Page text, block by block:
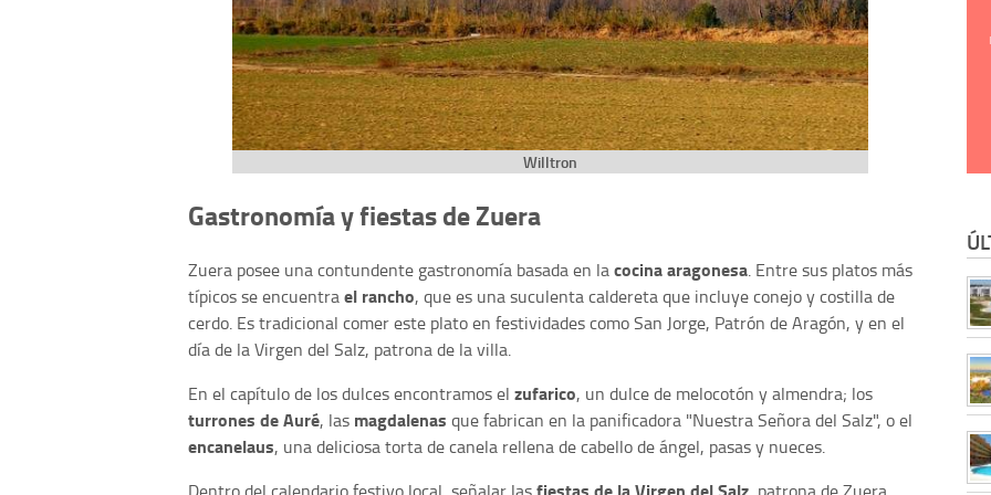
Willtron
Gastronomía y fiestas de Zuera
Zuera posee una contundente gastronomía basada en lacocina aragonesa. Entre sus platos más
típicos se encuentrael rancho, que es una suculenta caldereta que incluye conejo y costilla de
cerdo. Es tradicional comer este plato en festividades como San Jorge, Patrón de Aragón, y en el
día de la Virgen del Salz, patrona de la villa.
En el capítulo de los dulces encontramos el zufarico, un dulce de melocotón y almendra; los
turrones de Auré, las magdalenas que fabrican en la panificadora "Nuestra Señora del Salz", o el
encanelaus, una deliciosa torta de canela rellena de cabello de ángel, pasas y nueces.